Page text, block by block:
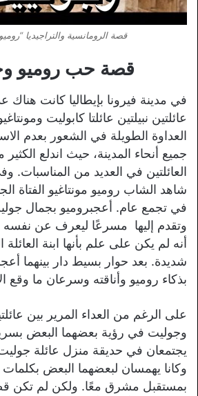
قصة الرومانسية والتراجيديا
قصة حب روميو
في مدينة فيرونا بإيطاليا كانت هناك
عائلتين نبيلتين عائلتا كابوليت
العداوة الطويلة في الشعور بعدم
جميع أنحاء المدينة، حيث اندلع
العائلتين في العديد من المناسبات.
شاهد الشاب روميو مونتاغيو الفتاة
في تجمع عام. أعجبروميو بجمال
وتقدم إليها مسرعًا ليعرف عن نفسه
أنه لم يكن على علم بأنها ابنة العائلة
شديدة. بعد حوار بسيط دار بينهما
بذكاء روميو وأناقته وسرعان ما وقع
على الرغم من العداء المرير بين
وجوليت في رؤية بعضهما البعض
يجتمعان في حديقة منزل عائلة
وكانا يهمسان لبعضهما البعض
بمستقبل مشرق معًا. ولكن لم تكن